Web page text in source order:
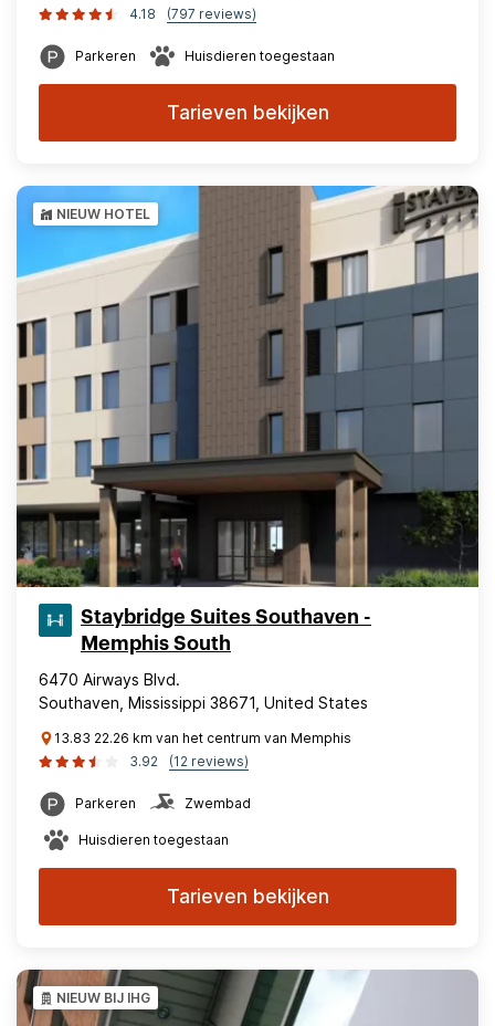
4.18
(797 reviews)
Parkeren Huisdieren toegestaan
Tarieven bekijken
NIEUW HOTEL
Staybridge Suites Southaven -
Memphis South
6470 Airways Blvd.
Southaven, Mississippi 38671, United States
13.83 22.26 km van het centrum van Memphis
3.92
(12 reviews)
Parkeren Zwembad
Huisdieren toegestaan
Tarieven bekijken
NIEUW BIJ IHG